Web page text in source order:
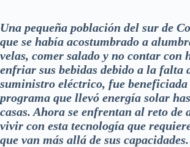
Una pequeña población del sur de
que se había acostumbrado a
velas, comer salado y no contar con
enfriar sus bebidas debido a la falta
suministro eléctrico, fue beneficiada
programa que llevó energía solar
casas. Ahora se enfrentan al reto de
vivir con esta tecnología que
que van más allá de sus capacidades.